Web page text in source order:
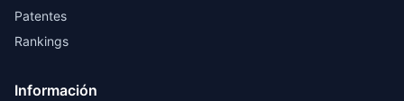
Patentes
Rankings
Información